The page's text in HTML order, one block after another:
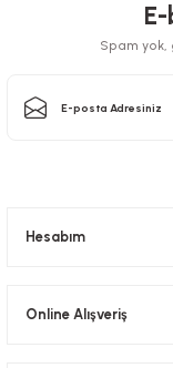
1.192,80 TL
Spam yok,
Hesabım
Online Alışveriş